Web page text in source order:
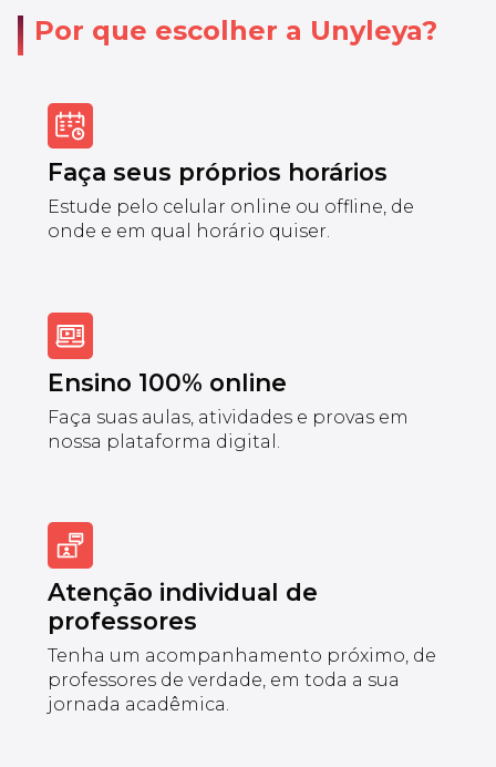
Por que escolher a Unyleya?
Faça seus próprios horários
Estude pelo celular online ou offline, de
onde e em qual horário quiser.
Ensino 100% online
Faça suas aulas, atividades e provas em
nossa plataforma digital.
Atenção individual de
professores
Tenha um acompanhamento próximo, de
professores de verdade, em toda a sua
jornada acadêmica.